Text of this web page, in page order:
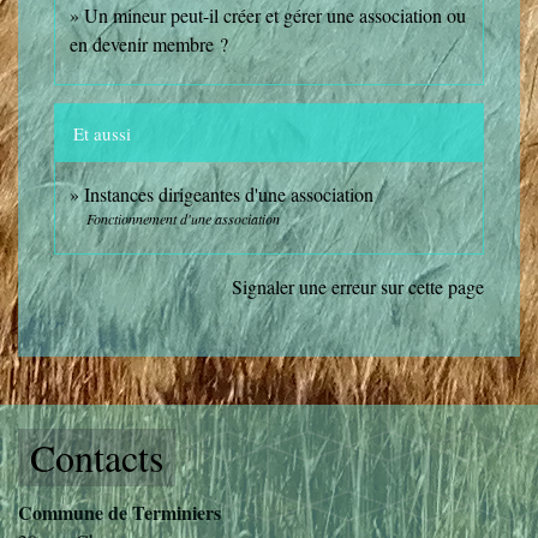
Un mineur peut-il créer et gérer une association ou
en devenir membre ?
Et aussi
Instances dirigeantes d'une association
Fonctionnement d'une association
Signaler une erreur sur cette page
Contacts
Commune de Terminiers